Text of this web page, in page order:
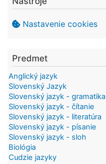
Nastavenie cookies
Predmet
Anglický jazyk
Slovenský Jazyk
Slovenský jazyk - gramatika
Slovenský jazyk - čítanie
Slovenský jazyk - literatúra
Slovenský jazyk - písanie
Slovenský jazyk - sloh
Biológia
Cudzie jazyky